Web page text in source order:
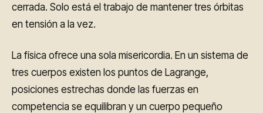
cerrada. Solo está el trabajo de mantener tres órbitas
en tensión a la vez.
La física ofrece una sola misericordia. En un sistema de
tres cuerpos existen los puntos de Lagrange,
posiciones estrechas donde las fuerzas en
competencia se equilibran y un cuerpo pequeño